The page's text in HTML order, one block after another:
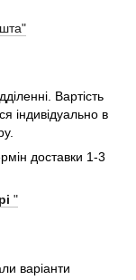
Вартість
індивідуально в
доставки 1-3
"
варіанти